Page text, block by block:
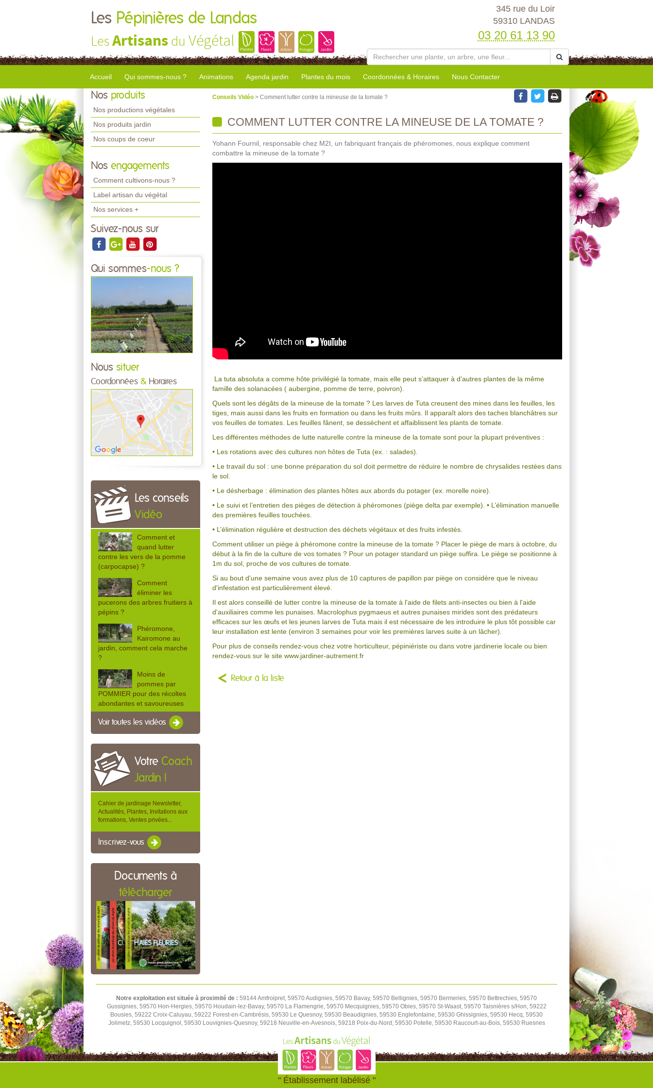
Les Pépinières de Landas
LesArtisans du Végétal
345 rue du Loir
59310 LANDAS
03 20 61 13 90
Accueil Qui sommes-nous ? Animations Agenda jardin Plantes du mois Coordonnées & Horaires Nous Contacter
Nos produits
Nos productions végétales
Nos produits jardin
Nos coups de coeur
Nos engagements
Comment cultivons-nous ?
Label artisan du végétal
Nos services +
Suivez-nous sur
Qui sommes-nous ?
Nous situer
Coordonnées & Horaires
Les conseils
Vidéo
Comment et
quand lutter
contre les vers de la pomme
(carpocapse) ?
Comment
éliminer les
pucerons des arbres fruitiers à
pépins ?
Phéromone,
Kairomone au
jardin, comment cela marche
?
Moins de
pommes par
POMMIER pour des récoltes
abondantes et savoureuses
Voir toutes les vidéos
Votre Coach
Jardin !
Cahier de jardinage Newsletter,
Actualités, Plantes, Invitations aux
formations, Ventes privées...
Inscrivez-vous
Documents à
télécharger
Conseils Vidéo > Comment lutter contre la mineuse de la tomate ?
COMMENT LUTTER CONTRE LA MINEUSE DE LA TOMATE ?
Yohann Fournil, responsable chez M2I, un fabriquant français de phéromones, nous explique comment
combattre la mineuse de la tomate ?
La tuta absoluta a comme hôte privilégié la tomate, mais elle peut s’attaquer à d’autres plantes de la même
famille des solanacées ( aubergine, pomme de terre, poivron).
Quels sont les dégâts de la mineuse de la tomate ? Les larves de Tuta creusent des mines dans les feuilles, les
tiges, mais aussi dans les fruits en formation ou dans les fruits mûrs. Il apparaît alors des taches blanchâtres sur
vos feuilles de tomates. Les feuilles fânent, se dessèchent et affaiblissent les plants de tomate.
Les différentes méthodes de lutte naturelle contre la mineuse de la tomate sont pour la plupart préventives :
• Les rotations avec des cultures non hôtes de Tuta (ex. : salades).
• Le travail du sol : une bonne préparation du sol doit permettre de réduire le nombre de chrysalides restées dans
le sol.
• Le désherbage : élimination des plantes hôtes aux abords du potager (ex. morelle noire).
• Le suivi et l’entretien des pièges de détection à phéromones (piège delta par exemple). • L’élimination manuelle
des premières feuilles touchées.
• L’élimination régulière et destruction des déchets végétaux et des fruits infestés.
Comment utiliser un piège à phéromone contre la mineuse de la tomate ? Placer le piège de mars à octobre, du
début à la fin de la culture de vos tomates ? Pour un potager standard un piège suffira. Le piège se positionne à
1m du sol, proche de vos cultures de tomate.
Si au bout d'une semaine vous avez plus de 10 captures de papillon par piège on considère que le niveau
d'infestation est particulièrement élevé.
Il est alors conseillé de lutter contre la mineuse de la tomate à l'aide de filets anti-insectes ou bien à l'aide
d'auxiliaires comme les punaises. Macrolophus pygmaeus et autres punaises mirides sont des prédateurs
efficaces sur les œufs et les jeunes larves de Tuta mais il est nécessaire de les introduire le plus tôt possible car
leur installation est lente (environ 3 semaines pour voir les premières larves suite à un lâcher).
Pour plus de conseils rendez-vous chez votre horticulteur, pépiniériste ou dans votre jardinerie locale ou bien
rendez-vous sur le site www.jardiner-autrement.fr
Retour à la liste
Notre exploitation est située à proximité de : 59144 Amfroipret, 59570 Audignies, 59570 Bavay, 59570 Bellignies, 59570 Bermeries, 59570 Bettrechies, 59570
Gussignies, 59570 Hon-Hergies, 59570 Houdain-lez-Bavay, 59570 La Flamengrie, 59570 Mecquignies, 59570 Obies, 59570 St-Waast, 59570 Taisnières s/Hon, 59222
Bousies, 59222 Croix-Caluyau, 59222 Forest-en-Cambrésis, 59530 Le Quesnoy, 59530 Beaudignies, 59530 Englefontaine, 59530 Ghissignies, 59530 Hecq, 59530
Jolimetz, 59530 Locquignol, 59530 Louvignies-Quesnoy, 59218 Neuville-en-Avesnois, 59218 Poix-du-Nord, 59530 Potelle, 59530 Raucourt-au-Bois, 59530 Ruesnes
" Établissement labélisé "